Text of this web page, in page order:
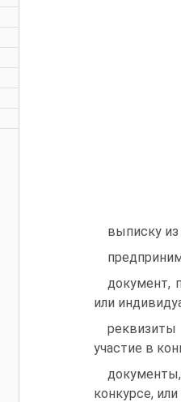
выписку из
документ,
или
участие в
конкурсе,